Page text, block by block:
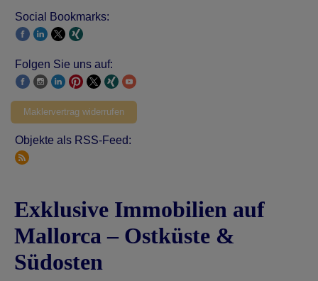
Social Bookmarks:
Folgen Sie uns auf:
Maklervertrag widerrufen
Objekte als RSS-Feed:
Exklusive Immobilien auf
Mallorca – Ostküste &
Südosten